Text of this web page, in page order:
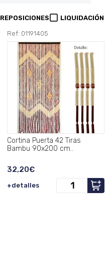
REPOSICIONES LIQUIDACIÓN
Ref: 01191405
Cortina Puerta 42 Tiras
Bambu 90x200 cm..
32,20€
+detalles